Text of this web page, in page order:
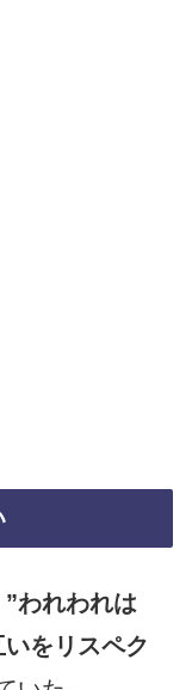
”われわれは
をリスペク